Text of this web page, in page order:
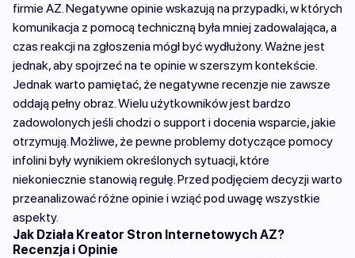
firmie AZ. Negatywne opinie wskazują na przypadki, w których
komunikacja z pomocą techniczną była mniej zadowalająca, a
czas reakcji na zgłoszenia mógł być wydłużony. Ważne jest
jednak, aby spojrzeć na te opinie w szerszym kontekście.
Jednak warto pamiętać, że negatywne recenzje nie zawsze
oddają pełny obraz. Wielu użytkowników jest bardzo
zadowolonych jeśli chodzi o support i docenia wsparcie, jakie
otrzymują. Możliwe, że pewne problemy dotyczące pomocy
infolini były wynikiem określonych sytuacji, które
niekoniecznie stanowią regułę. Przed podjęciem decyzji warto
przeanalizować różne opinie i wziąć pod uwagę wszystkie
aspekty.
Jak Działa Kreator Stron Internetowych AZ?
Recenzja i Opinie